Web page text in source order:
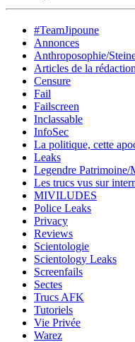
#TeamJipoune
Annonces
Anthroposophie/
Articles de la rédaction
Censure
Fail
Failscreen
Inclassable
InfoSec
La politique, cette
Leaks
Legendre Patrimoine/
Les trucs vus sur
MIVILUDES
Police Leaks
Privacy
Reviews
Scientologie
Scientology Leaks
Screenfails
Sectes
Trucs AFK
Tutoriels
Vie Privée
Warez